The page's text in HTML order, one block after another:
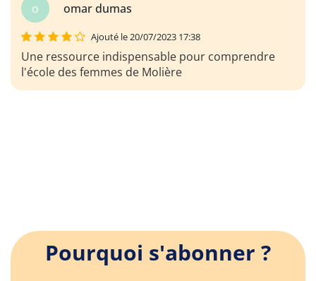
o omar dumas
Ajouté le 20/07/2023 17:38
Une ressource indispensable pour comprendre
l'école des femmes de Molière
Pourquoi s'abonner ?